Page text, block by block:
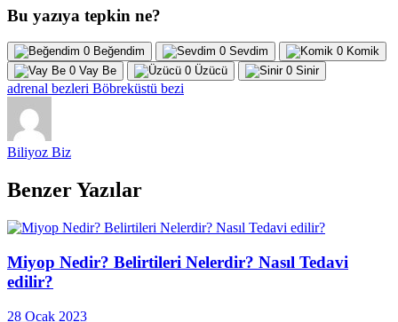
Bu yazıya tepkin ne?
0 Beğendim 0 Sevdim 0 Komik
0 Vay Be 0 Üzücü 0 Sinir
adrenal bezleri Böbreküstü bezi
Biliyoz Biz
Benzer Yazılar
Miyop Nedir? Belirtileri Nelerdir? Nasıl Tedavi
edilir?
28 Ocak 2023